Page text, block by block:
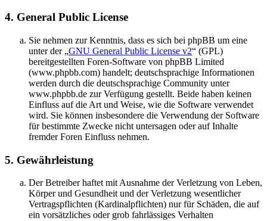
4. General Public License
Sie nehmen zur Kenntnis, dass es sich bei phpBB um eine
unter der „GNU General Public License v2“ (GPL)
bereitgestellten Foren-Software von phpBB Limited
(www.phpbb.com) handelt; deutschsprachige Informationen
werden durch die deutschsprachige Community unter
www.phpbb.de zur Verfügung gestellt. Beide haben keinen
Einfluss auf die Art und Weise, wie die Software verwendet
wird. Sie können insbesondere die Verwendung der Software
für bestimmte Zwecke nicht untersagen oder auf Inhalte
fremder Foren Einfluss nehmen.
5. Gewährleistung
Der Betreiber haftet mit Ausnahme der Verletzung von Leben,
Körper und Gesundheit und der Verletzung wesentlicher
Vertragspflichten (Kardinalpflichten) nur für Schäden, die auf
ein vorsätzliches oder grob fahrlässiges Verhalten